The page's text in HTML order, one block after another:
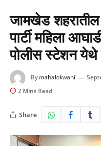
जामखेड शहरातील
पार्टी महिला
पोलीस स्टेशन येथे
By mahalokwani
2 Mins Read
Share